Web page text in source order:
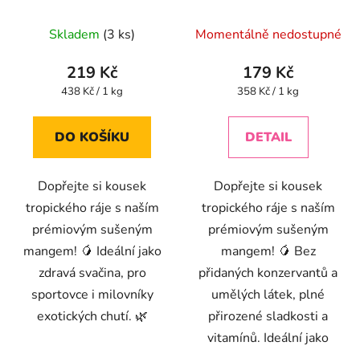
hodnocení
produktu
je
z
Skladem (3 ks)
219 Kč
Měrná
438 Kč / 1 kg
DO KOŠÍKU
Dopřejte si kousek
tropického ráje s naším
prémiovým sušeným
mangem! 🥭 Ideální jako
zdravá svačina, pro
sportovce i milovníky
exotických chutí. 🌿
hodnocení
produktu
je
z
Momentálně nedostupné
179 Kč
Měrná
358 Kč / 1 kg
DETAIL
Dopřejte si kousek
tropického ráje s naším
prémiovým sušeným
mangem! 🥭 Bez
přidaných konzervantů a
umělých látek, plné
přirozené sladkosti a
vitamínů. Ideální jako